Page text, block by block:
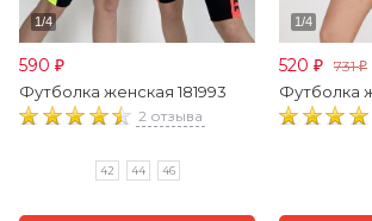
590 ₽
Футболка женская 181993
2 отзыва
42 44 46
520 ₽ 731₽
Футболка